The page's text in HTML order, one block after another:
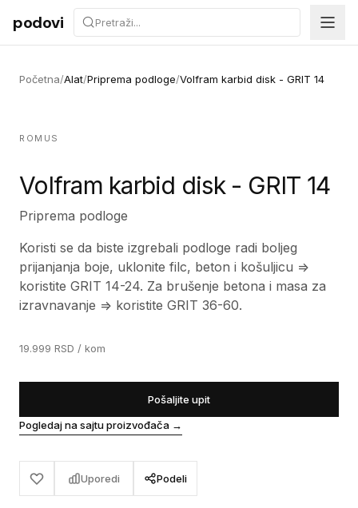
Preskoči na sadržaj
podovi
Početna/Alat/Priprema podloge/Volfram karbid disk - GRIT 14
ROMUS
Volfram karbid disk - GRIT 14
Priprema podloge
Koristi se da biste izgrebali podloge radi boljeg
prijanjanja boje, uklonite filc, beton i košuljicu =>
koristite GRIT 14-24. Za brušenje betona i masa za
izravnavanje => koristite GRIT 36-60.
19.999 RSD / kom
Pošaljite upit
Pogledaj na sajtu proizvođača →
Uporedi Podeli